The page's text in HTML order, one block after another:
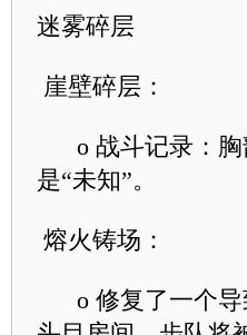
迷雾碎层
崖壁碎层：
o 战斗记录：胸
是“未知”。
熔火铸场：
o 修复了一个导